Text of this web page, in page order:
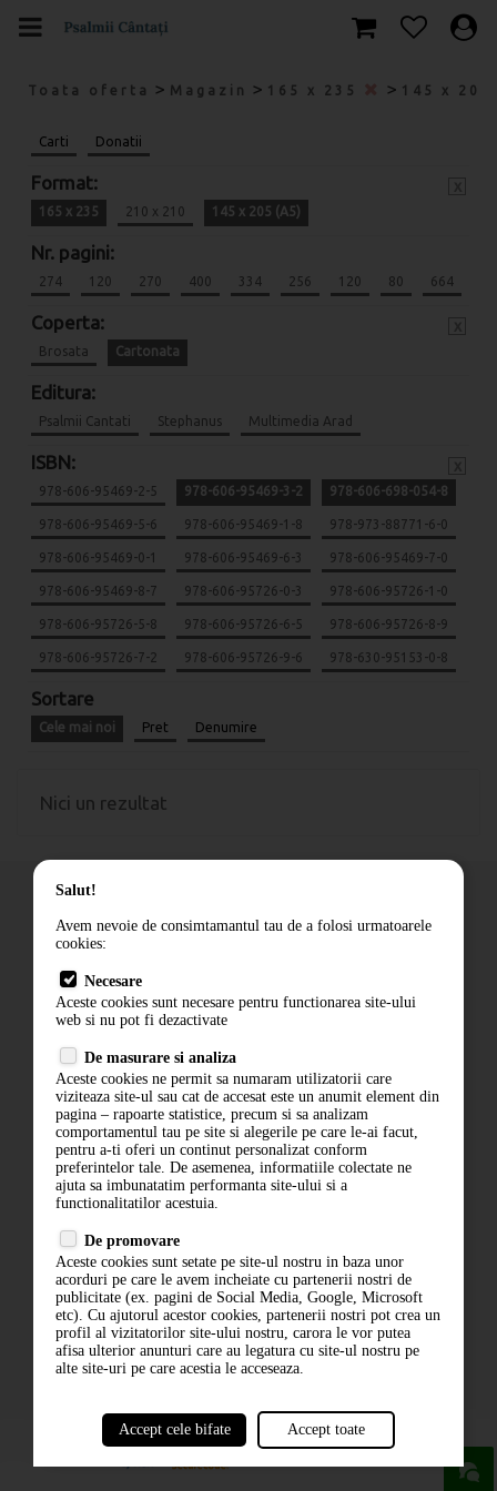
Toata oferta > Magazin > 165 x 235 > 145 x
Carti Donatii
Format:
165 x 235 210 x 210 145 x 205 (A5)
Nr. pagini:
274 120 270 400 334 256 120 80 664
Coperta:
Brosata Cartonata
Editura:
Psalmii Cantati Stephanus Multimedia Arad
ISBN:
978-606-95469-2-5 978-606-95469-3-2 978-606-698-054-8
978-606-95469-5-6 978-606-95469-1-8 978-973-88771-6-0
978-606-95469-0-1 978-606-95469-6-3 978-606-95469-7-0
978-606-95469-8-7 978-606-95726-0-3 978-606-95726-1-0
978-606-95726-5-8 978-606-95726-6-5 978-606-95726-8-9
978-606-95726-7-2 978-606-95726-9-6 978-630-95153-0-8
Sortare
Cele mai noi Pret Denumire
Nici un rezultat
Cum comand
Livrare
Contact
Politica de confidentialitate
ANPC
ABONARE LA NEWSLETTER
ABONARE
Salut!
Avem nevoie de consimtamantul tau de a folosi urmatoarele
cookies:
Necesare
Aceste cookies sunt necesare pentru functionarea site-ului
web si nu pot fi dezactivate
De masurare si analiza
Aceste cookies ne permit sa numaram utilizatorii care
viziteaza site-ul sau cat de accesat este un anumit element din
pagina – rapoarte statistice, precum si sa analizam
comportamentul tau pe site si alegerile pe care le-ai facut,
pentru a-ti oferi un continut personalizat conform
preferintelor tale. De asemenea, informatiile colectate ne
ajuta sa imbunatatim performanta site-ului si a
functionalitatilor acestuia.
De promovare
Aceste cookies sunt setate pe site-ul nostru in baza unor
acorduri pe care le avem incheiate cu partenerii nostri de
publicitate (ex. pagini de Social Media, Google, Microsoft
etc). Cu ajutorul acestor cookies, partenerii nostri pot crea un
profil al vizitatorilor site-ului nostru, carora le vor putea
afisa ulterior anunturi care au legatura cu site-ul nostru pe
alte site-uri pe care acestia le acceseaza.
Accept cele bifate Accept toate